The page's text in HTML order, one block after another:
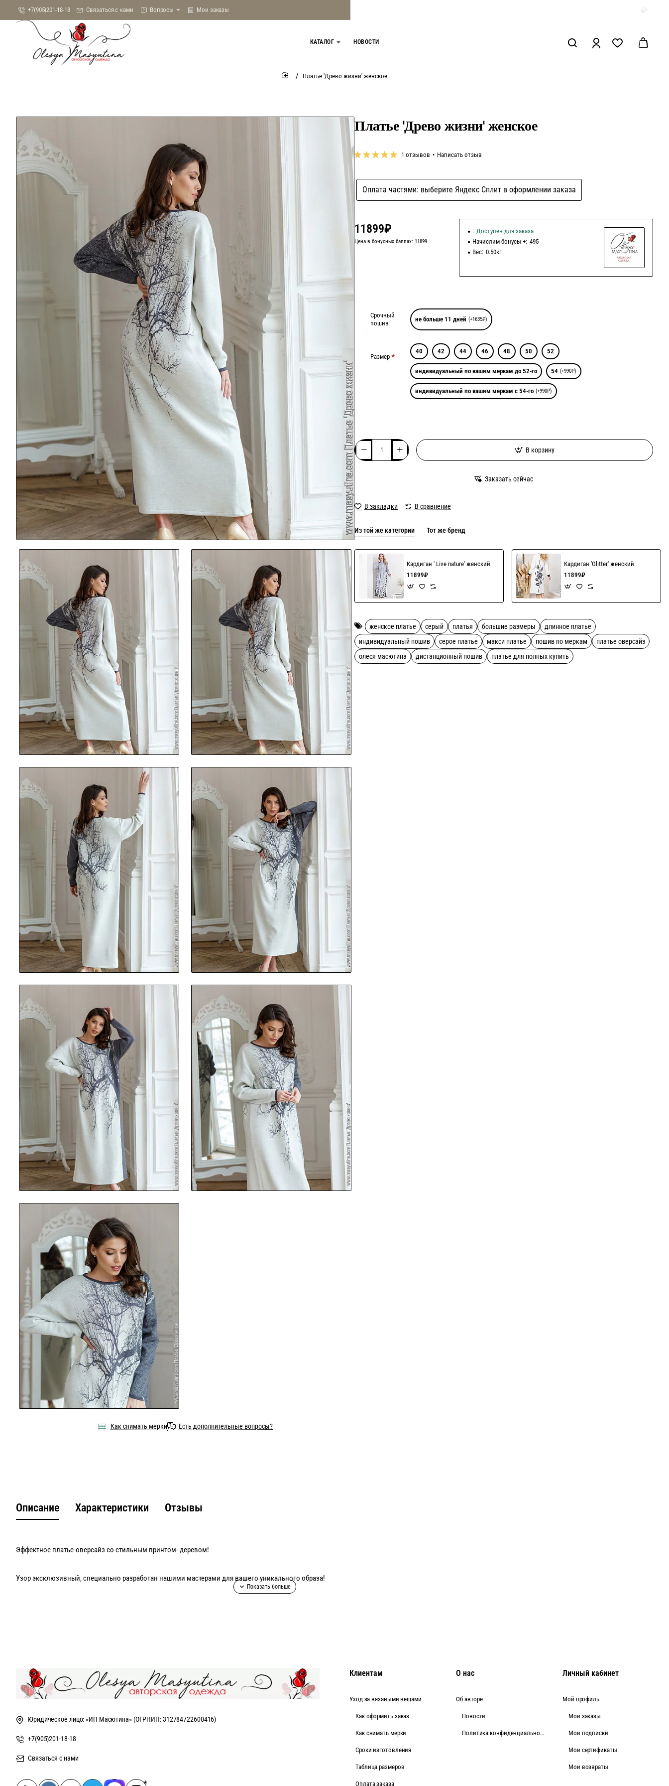
+7(905)201-18-18 Связаться с нами Вопросы Мои заказы
КАТАЛОГ НОВОСТИ
Платье 'Древо жизни' женское
Как снимать мерки Есть дополнительные вопросы?
Платье 'Древо жизни' женское
Оплата частями: выберите Яндекс Сплит в оформлении заказа
1 отзывов • Написать отзыв
11899₽
Цена в бонусных баллах: 11899
: Доступен для заказа
Начислим бонусы +: 495
Вес: 0.50кг
Срочный
пошив
не больше 11 дней (+1635₽)
Размер
40 42 44 46 48 50 52
индивидуальный по вашим меркам до 52-го 54 (+990₽)
индивидуальный по вашим меркам с 54-го (+990₽)
В корзину
Заказать сейчас
В закладки В сравнение
Из той же категории Тот же бренд
Кардиган ' Live nature' женский
11899₽
Кардиган 'Glitter' женский
11899₽
женское платье серый платья большие размеры
длинное платье
индивидуальный пошив
серое платье макси платье пошив по меркам
платье оверсайз
олеся масютина
дистанционный пошив платье для полных купить
Описание Характеристики Отзывы
Эффектное платье-оверсайз со стильным принтом- деревом!
Узор эксклюзивный, специально разработан нашими мастерами для вашего уникального образа!
Юридическое лицо: «ИП Масютина» (ОГРНИП: 312784722600416)
+7(905)201-18-18
Связаться с нами
Клиентам
Уход за вязаными вещами
Как оформить заказ
Как снимать мерки
Cроки изготовления
Таблица размеров
Оплата заказа
О нас
Об авторе
Новости
Политика конфиденциальности
Личный кабинет
Мой профиль
Мои заказы
Мои подписки
Мои сертификаты
Мои возвраты